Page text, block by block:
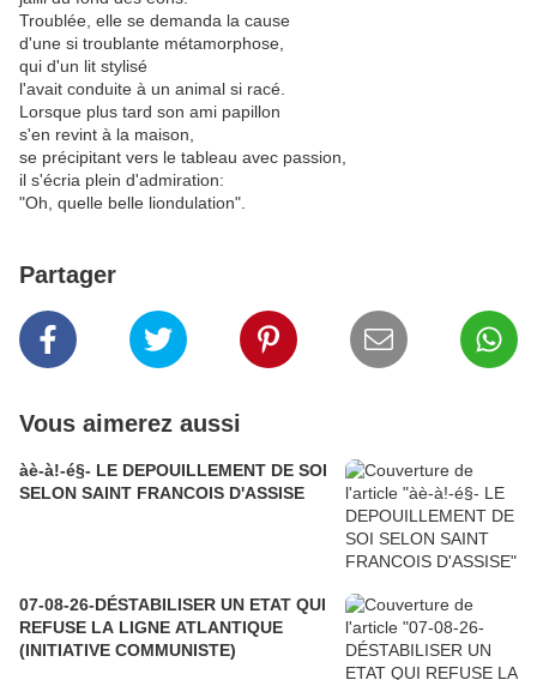
Troublée, elle se demanda la cause
d'une si troublante métamorphose,
qui d'un lit stylisé
l'avait conduite à un animal si racé.
Lorsque plus tard son ami papillon
s'en revint à la maison,
se précipitant vers le tableau avec passion,
il s'écria plein d'admiration:
"Oh, quelle belle liondulation".
Partager
Vous aimerez aussi
àè-à!-é§- LE DEPOUILLEMENT DE SOI
SELON SAINT FRANCOIS D'ASSISE
07-08-26-DÉSTABILISER UN ETAT QUI
REFUSE LA LIGNE ATLANTIQUE
(INITIATIVE COMMUNISTE)